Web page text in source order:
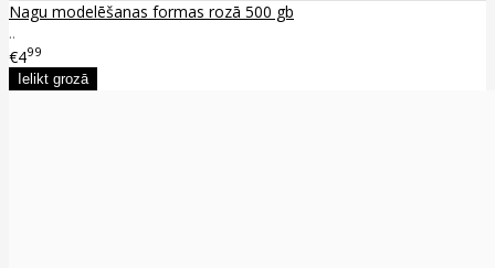
Nagu modelēšanas formas rozā 500 gb
..
€499